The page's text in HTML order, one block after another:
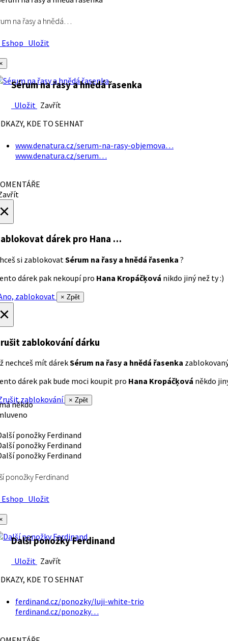
na řasy a hnědá…
Uložit
Sérum na řasy a hnědá řasenka
Uložit Zavřít
KDE TO SEHNAT
www.denatura.cz/serum-na-rasy-objemova…
www.denatura.cz/serum…
dárek pro Hana …
si zablokovatSérum na řasy a hnědá řasenka ?
dárek pak nekoupí pro Hana Kropáčķová nikdo jiný než ty :)
zablokovat
× Zpět
zablokování dárku
nechceš mít dárekSérum na řasy a hnědá řasenka
dárek pak bude moci koupit pro Hana Kropáčķová někdo
zablokování
× Zpět
někdo
ponožky Ferdinand
Uložit
Další ponožky Ferdinand
Uložit Zavřít
KDE TO SEHNAT
ferdinand.cz/ponozky/luji-white-trio
ferdinand.cz/ponozky…